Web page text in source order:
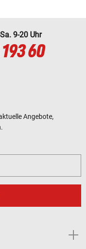
9-20 Uhr
60
Angebote,